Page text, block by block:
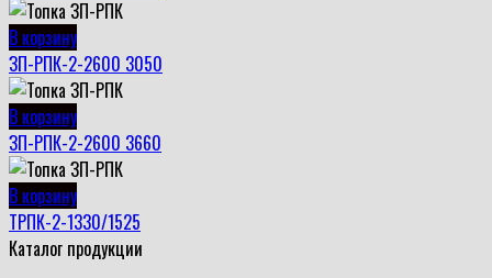
В корзину
ЗП-РПК-2-2600 3050
В корзину
ЗП-РПК-2-2600 3660
В корзину
ТРПК-2-1330/1525
Каталог продукции